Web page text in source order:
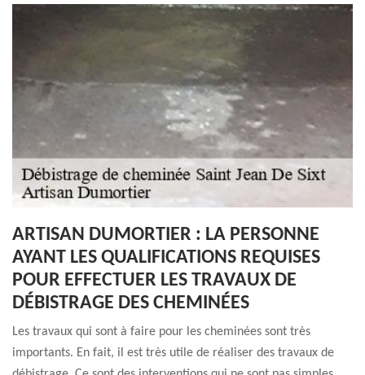
ARTISAN DUMORTIER : LA PERSONNE
AYANT LES QUALIFICATIONS REQUISES
POUR EFFECTUER LES TRAVAUX DE
DÉBISTRAGE DES CHEMINÉES
Les travaux qui sont à faire pour les cheminées sont très
importants. En fait, il est très utile de réaliser des travaux de